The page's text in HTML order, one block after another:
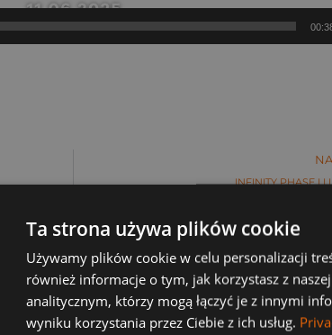
INFINITY PHASE I
Ta strona używa plików cookie
Używamy plików cookie w celu personalizacji
również informacje o tym, jak korzystasz z
analitycznym, którzy mogą łączyć je z innymi
wyniku korzystania przez Ciebie z ich usług.